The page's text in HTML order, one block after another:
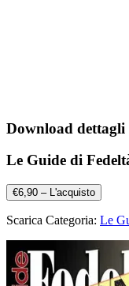
Download dettagli
Le Guide di
€6,90 – L'acquisto
Scarica Categoria: Le